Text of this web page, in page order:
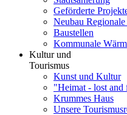
Geförderte
Neubau
Baustellen
Kommunale
Kultur und
Tourismus
Kunst und Kultur
"Heimat - lost and
Krummes Haus
Unsere